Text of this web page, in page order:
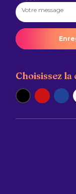
Choisissez
Noir Rouge Bleu